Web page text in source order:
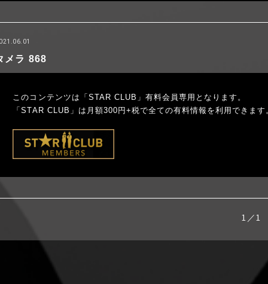
メラ 868
このコンテンツは「STAR CLUB」有料会員専用となります。
「STAR CLUB」は月額300円+税で全ての有料情報を利用できます
1／1